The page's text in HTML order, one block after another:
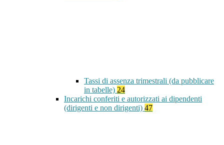
Tassi di assenza trimestrali (da pubblicare
in tabelle) 24
Incarichi conferiti e autorizzati ai dipendenti
(dirigenti e non dirigenti) 47